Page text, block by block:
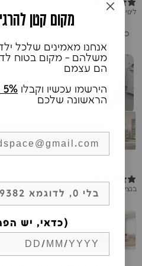
לינוי ס.
Verified buyer
מיטה מדהימה ואיכותית
ספק שזו הקניה הטובה ביותר
1 review
בנצי ק.
Verified buyer
6 months ago
מיטת קומותיים טריו טבעית - עם שתי מיטות חבר
5
★ ·
1 review
♥️מקום קטן
אנחנו מאמינים שלכל
משלהם - מקום בטוח
הם עצמם
הירשמו עכשיו וקבלו 5% הנחה
הראשונה שלכם
Birthday (😍כדאי, יש הפתעות)